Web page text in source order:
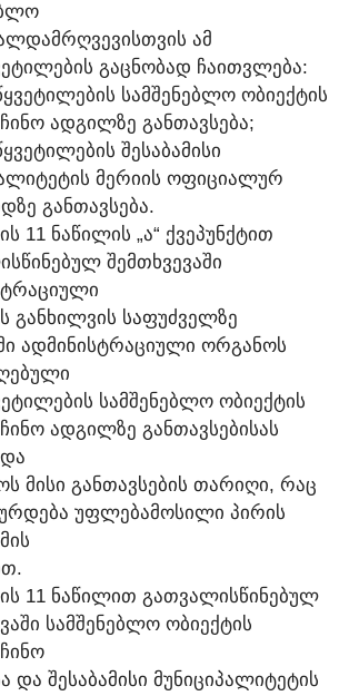
ᲐᲛ
ᲒᲐᲪᲜᲝᲑᲐᲓ ᲩᲐᲘᲗᲕᲚᲔᲑᲐ:
ᲡᲐᲛᲨᲔᲜᲔᲑᲚᲝ ᲝᲑᲘᲔᲥᲢᲘᲡ
ᲐᲓᲒᲘᲚᲖᲔ ᲒᲐᲜᲗᲐᲕᲡᲔᲑᲐ;
ᲨᲔᲡᲐᲑᲐᲛᲘᲡᲘ
ᲛᲔᲠᲘᲘᲡ ᲝᲤᲘᲪᲘᲐᲚᲣᲠ
ᲒᲐᲜᲗᲐᲕᲡᲔᲑᲐ.
11 ᲜᲐᲬᲘᲚᲘᲡ „Ა“ ᲥᲕᲔᲞᲣᲜᲥᲢᲘᲗ
ᲨᲔᲛᲗᲮᲕᲔᲕᲐᲨᲘ
ᲒᲐᲜᲮᲘᲚᲕᲘᲡ ᲡᲐᲤᲣᲫᲕᲔᲚᲖᲔ
ᲐᲓᲛᲘᲜᲘᲡᲢᲠᲐᲪᲘᲣᲚᲘ ᲝᲠᲒᲐᲜᲝᲡ
ᲡᲐᲛᲨᲔᲜᲔᲑᲚᲝ ᲝᲑᲘᲔᲥᲢᲘᲡ
ᲐᲓᲒᲘᲚᲖᲔ ᲒᲐᲜᲗᲐᲕᲡᲔᲑᲘᲡᲐᲡ
ᲛᲘᲡᲘ ᲒᲐᲜᲗᲐᲕᲡᲔᲑᲘᲡ ᲗᲐᲠᲘᲦᲘ, ᲠᲐᲪ
ᲣᲤᲚᲔᲑᲐᲛᲝᲡᲘᲚᲘ ᲞᲘᲠᲘᲡ
11 ᲜᲐᲬᲘᲚᲘᲗ ᲒᲐᲗᲕᲐᲚᲘᲡᲬᲘᲜᲔᲑᲣᲚ
ᲡᲐᲛᲨᲔᲜᲔᲑᲚᲝ ᲝᲑᲘᲔᲥᲢᲘᲡ
ᲓᲐ ᲨᲔᲡᲐᲑᲐᲛᲘᲡᲘ ᲛᲣᲜᲘᲪᲘᲞᲐᲚᲘᲢᲔᲢᲘᲡ